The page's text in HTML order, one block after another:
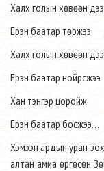
Халх голын хөвөөн
Ерэн баатар төржээ
Халх голын хөвөөн
Ерэн баатар нойрсжээ
Хан тэнгэр цоройж
Ерэн баатар босжээ…
Хэмээн ардын уран
алтан амиа өргөсөн